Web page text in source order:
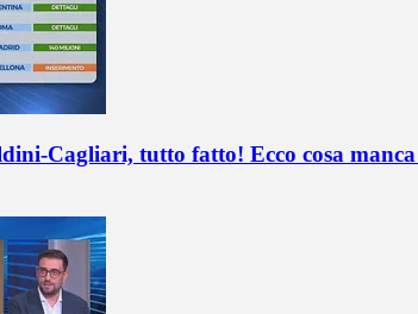
Cagliari, tutto fatto! Ecco cosa